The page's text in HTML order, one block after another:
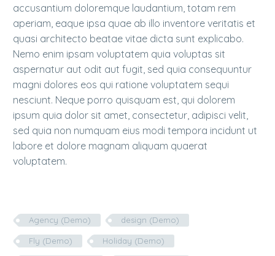
accusantium doloremque laudantium, totam rem
aperiam, eaque ipsa quae ab illo inventore veritatis et
quasi architecto beatae vitae dicta sunt explicabo.
Nemo enim ipsam voluptatem quia voluptas sit
aspernatur aut odit aut fugit, sed quia consequuntur
magni dolores eos qui ratione voluptatem sequi
nesciunt. Neque porro quisquam est, qui dolorem
ipsum quia dolor sit amet, consectetur, adipisci velit,
sed quia non numquam eius modi tempora incidunt ut
labore et dolore magnam aliquam quaerat
voluptatem.
Agency (Demo) design (Demo)
Fly (Demo) Holiday (Demo)